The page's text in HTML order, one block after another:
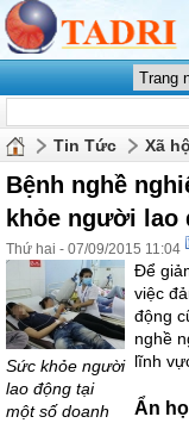
Tin Tức Xã
Bệnh nghề
khỏe người lao
Thứ hai - 07/09/2015 11:04
Sức khỏe người
lao động tại
một số doanh
Để
việc
động
nghề
lĩnh
Ẩn